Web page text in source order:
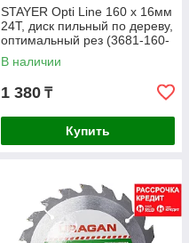
STAYER Opti Line 160 x 16мм
24T, диск пильный по дереву,
оптимальный рез (3681-160-
16-24)
В наличии
1 380 ₸
Купить